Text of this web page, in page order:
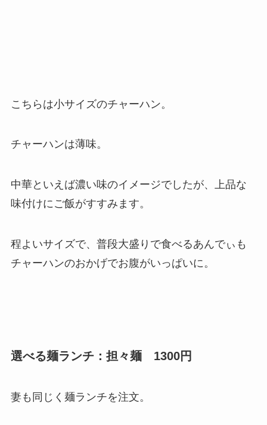
こちらは小サイズのチャーハン。
チャーハンは薄味。
中華といえば濃い味のイメージでしたが、上品な
味付けにご飯がすすみます。
程よいサイズで、普段大盛りで食べるあんでぃも
チャーハンのおかげでお腹がいっぱいに。
選べる麺ランチ：担々麺 1300円
妻も同じく麺ランチを注文。